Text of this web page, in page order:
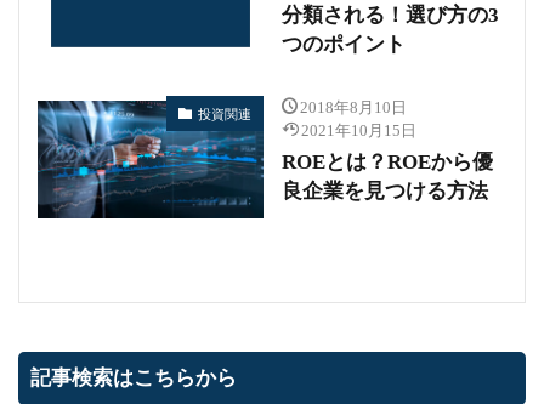
分類される！選び方の3
つのポイント
投資関連
2018年8月10日
2021年10月15日
ROEとは？ROEから優
良企業を見つける方法
記事検索はこちらから